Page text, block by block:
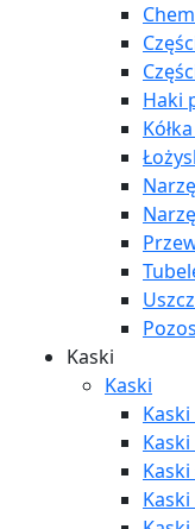
Haki
Kaski
Kaski